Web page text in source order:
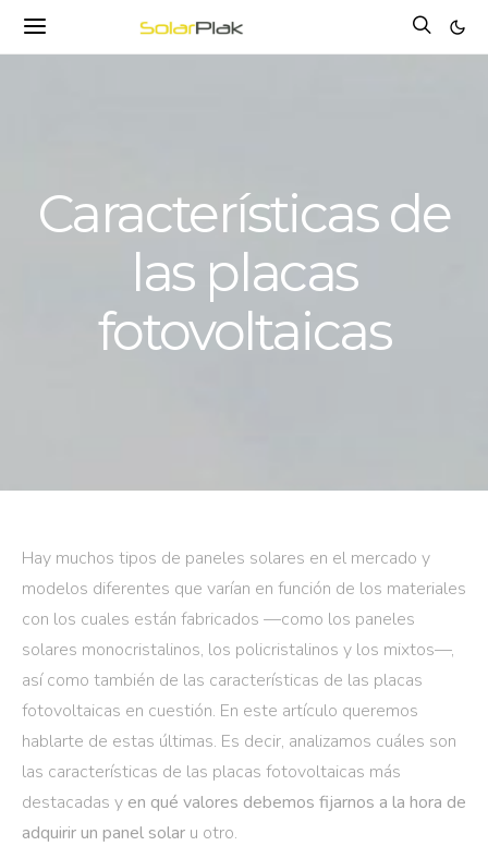
Características de
las placas
fotovoltaicas
Hay muchos tipos de paneles solares en el mercado y
modelos diferentes que varían en función de los materiales
con los cuales están fabricados —como los paneles
solares monocristalinos, los policristalinos y los mixtos—,
así como también de las características de las placas
fotovoltaicas en cuestión. En este artículo queremos
hablarte de estas últimas. Es decir, analizamos cuáles son
las características de las placas fotovoltaicas más
destacadas y en qué valores debemos fijarnos a la hora de
adquirir un panel solar u otro.